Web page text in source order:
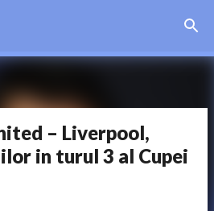
principal
– Liverpool,
in turul 3 al Cupei